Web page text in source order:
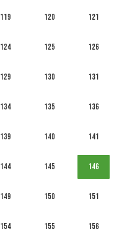
119 120 121
124 125 126
129 130 131
134 135 136
139 140 141
144 145 146
149 150 151
154 155 156